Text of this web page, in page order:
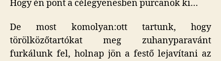
Hogy én pont a célegyenesben purcanok ki…
De most komolyan:ott tartunk, hogy
törölközőtartókat meg zuhanyparavánt
furkálunk fel, holnap jön a festő lejavítani az